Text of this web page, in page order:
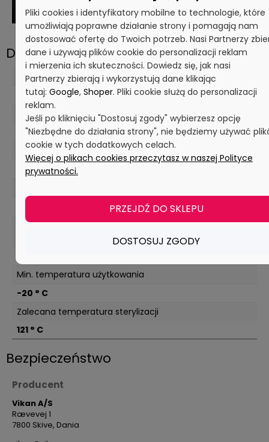
Dane techniczne
Maks. wartość pH w stężeniu użytkowym
10,5 pH
Min. wartość pH w stężeniu użytkowym
2 pH
Maks. temperatura czyszczenia (zmywarka)
93 ° C
Maks. temperatura użytkowania (bez kontaktu z
Min. temperatura użytkowania
-20 ° C
Zalecana temperatura sterylizacji
121 ° C
Bezpieczeństwo
Producent
Vikan A/S
Rævevej 1
7800 Skive, Dania
Pliki cookies i identyfikatory mobilne to technologie, które
umożliwiają poprawne działanie strony i pomagają nam
dostosować ofertę do Twoich potrzeb. Nasi Partnerzy
dane i używają plików cookie do personalizacji reklam
i mierzenia ich skuteczności. Dowiedz się, jak nasi
Partnerzy zbierają i wykorzystują dane klikając
tutaj: Google, Shoper. Pliki cookie służą do personalizacji
reklam.
Jeśli po kliknięciu "Dostosuj zgody" wybierzesz opcję
"Niezbędne do działania strony", nie będziemy używać
cookie w tych dodatkowych celach.
Więcej o plikach cookies przeczytasz w naszej Polityce
prywatności.
PRZEJDŹ DO SKLEPU
DOSTOSUJ ZGODY